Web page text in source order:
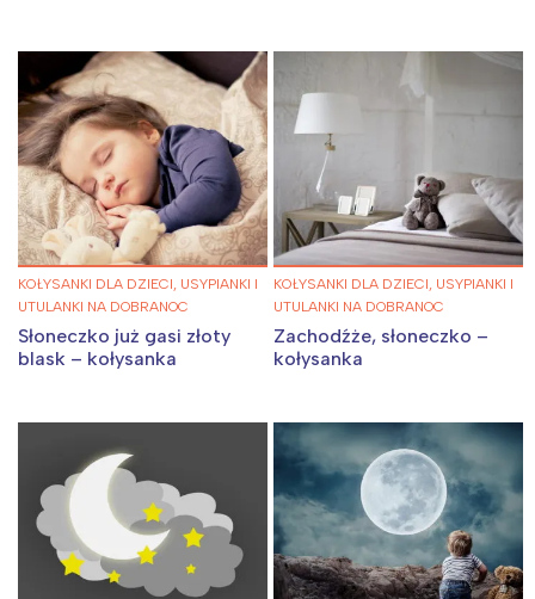
KOŁYSANKI DLA DZIECI, USYPIANKI I
UTULANKI NA DOBRANOC
Słoneczko już gasi złoty
blask – kołysanka
KOŁYSANKI DLA DZIECI, USYPIANKI I
UTULANKI NA DOBRANOC
Zachodźże, słoneczko –
kołysanka